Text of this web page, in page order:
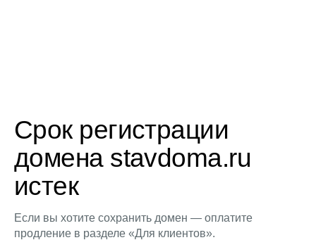
Срок регистрации
домена stavdoma.ru
истек
Если вы хотите сохранить домен — оплатите
продление в разделе «Для клиентов».